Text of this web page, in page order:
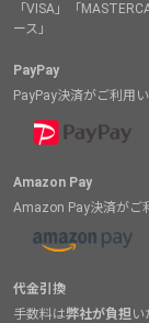
「VISA」「
ース」
PayPay
PayPay決済がご利用い
Amazon Pay
Amazon Pay決済がご
代金引換
手数料は弊社が負担い